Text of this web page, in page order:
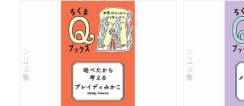
シリーズ・全集 シリーズ・全集